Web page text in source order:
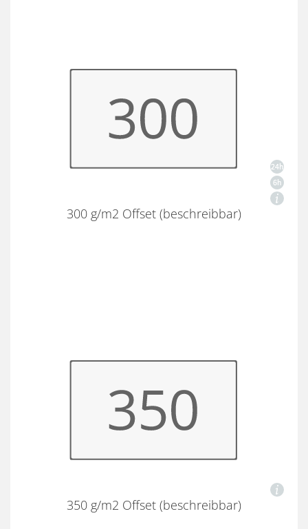
300 g/m2 Offset (beschreibbar)
350 g/m2 Offset (beschreibbar)